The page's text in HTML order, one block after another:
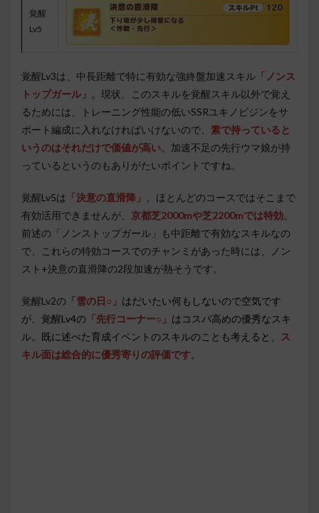
覚醒
Lv5
覚醒Lv3は、中長距離で特に有効な強終盤加速スキル 「ノンス
トップガール」 。現状、このスキルを覚醒スキル以外で覚え
るためには、トレーニング性能の低いSSRユキノビジンをサ
ポート編成に入れなければいけないので、 素で持っていると
いうのはそれだけで価値が高い。加速不足の先行ウマ娘が持
っているというのもありがたいポイントですね。
覚醒Lv5は 「決意の直滑降」 。ほとんどのコースではそこまで
有効活用できませんが、 京都芝2000mや芝2200mでは特効。
前述の「ノンストップガール」も中距離で有効なスキルなの
で、これらの特効コースでのチャンミがあった時には、ノン
スト+決意の直滑降の2段加速が熱そうです。
覚醒Lv2の 「雪の日○」 はだいたい何もしないので空気です
が、覚醒Lv4の 「先行コーナー○」 はコスパ高めの優秀なスキ
ル。既に述べた育成イベントのスキルのことも考えると、
ス
キル面は総合的に優秀寄りの評価です。